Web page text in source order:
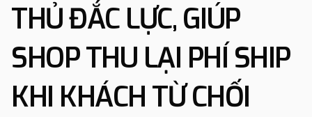
THỦ ĐẮC LỰC, GIÚP
SHOP THU LẠI PHÍ SHIP
KHI KHÁCH TỪ CHỐI